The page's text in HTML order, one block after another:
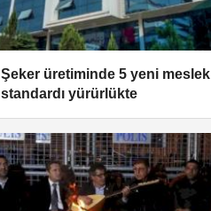
Şeker üretiminde 5 yeni meslek
standardı yürürlükte